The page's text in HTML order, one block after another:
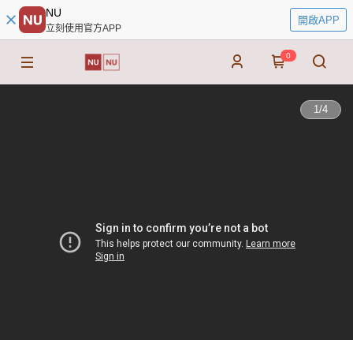
NU
立刻使用官方APP
開啟APP
0
1/4